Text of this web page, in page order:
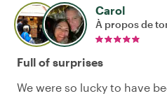
Carol
À propos de
Full of surprises
We were so lucky to have